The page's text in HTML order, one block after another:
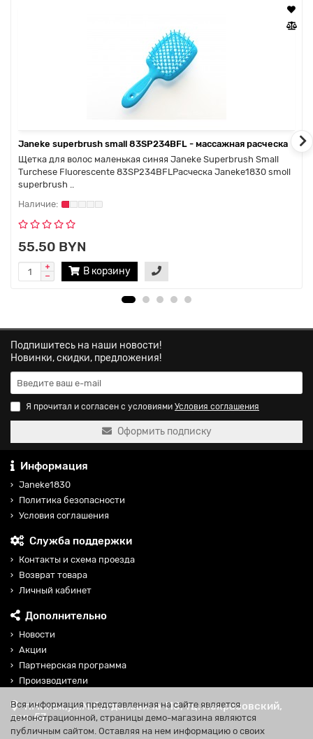
Janeke superbrush small 83SP234BFL - массажная расческа
Щетка для волос маленькая синяя Janeke Superbrush Small
Turchese Fluorescente 83SP234BFLРасческа Janeke1830 smoll
superbrush ..
55.50 BYN
В корзину
Подпишитесь на наши новости!
Новинки, скидки, предложения!
Я прочитал и согласен с условиями Условия соглашения
Оформить подписку
Информация
Janeke1830
Политика безопасности
Условия соглашения
Служба поддержки
Контакты и схема проезда
Возврат товара
Личный кабинет
Дополнительно
Новости
Акции
Партнерская программа
Производители
г.Минск,ул.М.Богдановича 118, тц. Некрасовский,
пав. 57
Вся информация представленная на сайте является
демонстрационной, страницы демо-магазина являются
публичным сайтом. Оставляя на нем информацию о своих